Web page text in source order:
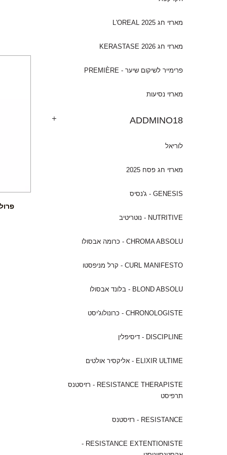
מארזי חג 2025 L'OREAL
מארזי חג 2026 KERASTASE
פרימייר לשיקום שיער - PREMIÈRE
מארזי נסיעות
ADDMINO18
לוריאל
מארזי חג פסח 2025
GENESIS - ג'נסיס
NUTRITIVE - נוטריטיב
CHROMA ABSOLU - כרומה אבסולו
CURL MANIFESTO - קרל מניפסטו
BLOND ABSOLU - בלונד אבסולו
CHRONOLOGISTE - כרונולוג'יסט
DISCIPLINE - דיסיפלין
ELIXIR ULTIME - אליקסיר אולטים
RESISTANCE THERAPISTE - רזיסטנס
תרפיסט
RESISTANCE - רזיסטנס
RESISTANCE EXTENTIONISTE -